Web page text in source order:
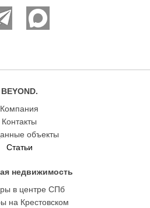
BEYOND.
Компания
Контакты
объекты
Статьи
недвижимость
в центре СПб
на Крестовском